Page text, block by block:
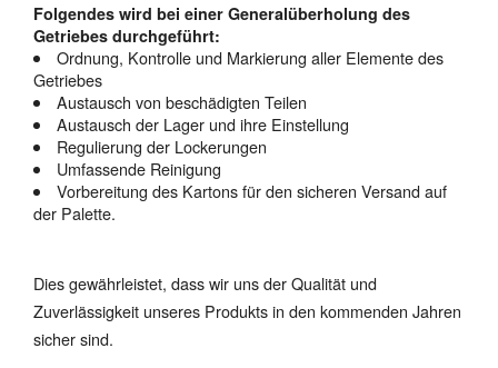
Folgendes wird bei einer Generalüberholung des
Getriebes durchgeführt:
Ordnung, Kontrolle und Markierung aller Elemente des
Getriebes
Austausch von beschädigten Teilen
Austausch der Lager und ihre Einstellung
Regulierung der Lockerungen
Umfassende Reinigung
Vorbereitung des Kartons für den sicheren Versand auf
der Palette.
Dies gewährleistet, dass wir uns der Qualität und
Zuverlässigkeit unseres Produkts in den kommenden Jahren
sicher sind.